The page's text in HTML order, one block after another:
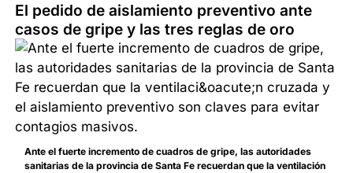
El pedido de aislamiento preventivo ante
casos de gripe y las tres reglas de oro
Ante el fuerte incremento de cuadros de gripe, las autoridades
sanitarias de la provincia de Santa Fe recuerdan que la ventilación